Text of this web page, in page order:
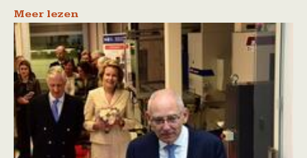
Meer lezen